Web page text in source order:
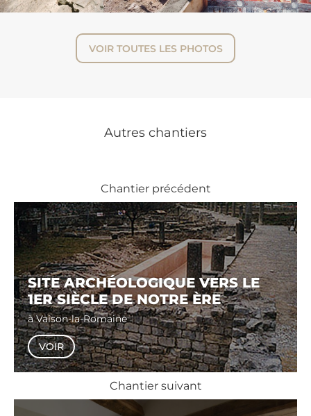
VOIR TOUTES LES PHOTOS
Autres chantiers
Chantier précédent
SITE ARCHÉOLOGIQUE VERS LE
1ER SIÈCLE DE NOTRE ÈRE
à Vaison-la-Romaine
VOIR
Chantier suivant